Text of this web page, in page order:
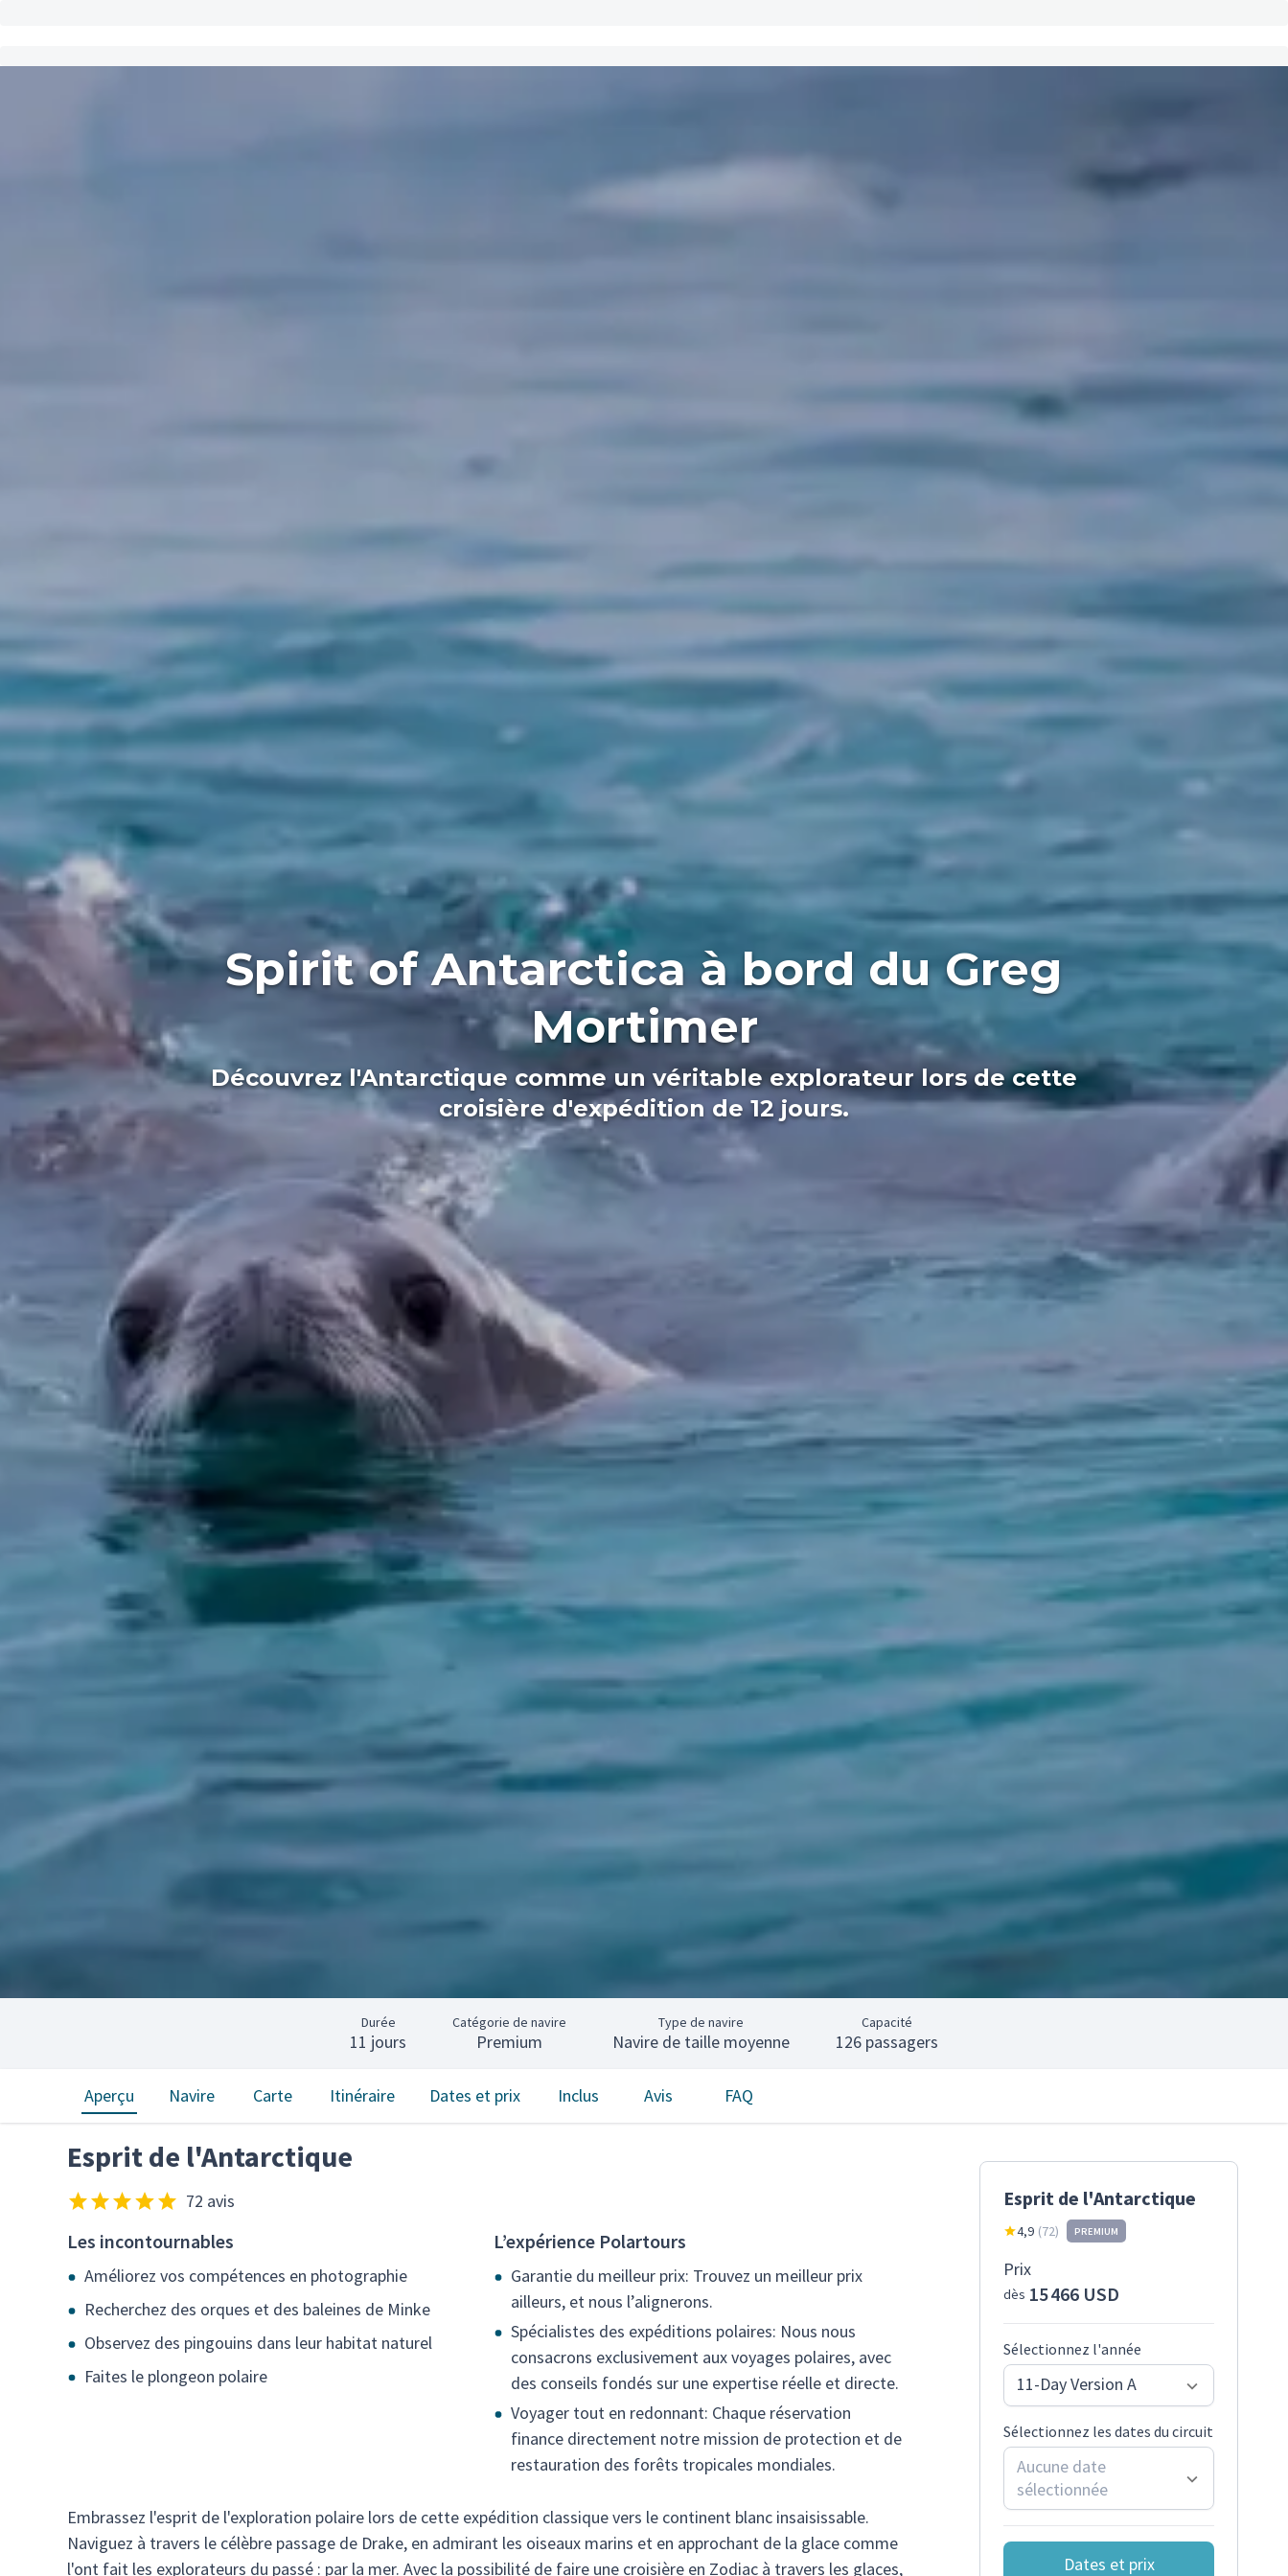
Spirit of Antarctica à bord du Greg
Mortimer
Découvrez l'Antarctique comme un véritable explorateur lors de cette
croisière d'expédition de 12 jours.
Durée
11 jours
Catégorie de navire
Premium
Type de navire
Navire de taille moyenne
Capacité
126 passagers
Aperçu Navire Carte Itinéraire Dates et prix Inclus Avis FAQ
Esprit de l'Antarctique
72 avis
Les incontournables
Améliorez vos compétences en photographie
Recherchez des orques et des baleines de Minke
Observez des pingouins dans leur habitat naturel
Faites le plongeon polaire
L’expérience Polartours
Garantie du meilleur prix: Trouvez un meilleur prix
ailleurs, et nous l’alignerons.
Spécialistes des expéditions polaires: Nous nous
consacrons exclusivement aux voyages polaires, avec
des conseils fondés sur une expertise réelle et directe.
Voyager tout en redonnant: Chaque réservation
finance directement notre mission de protection et de
restauration des forêts tropicales mondiales.
Embrassez l'esprit de l'exploration polaire lors de cette expédition classique vers le continent blanc insaisissable.
Naviguez à travers le célèbre passage de Drake, en admirant les oiseaux marins et en approchant de la glace comme
l'ont fait les explorateurs du passé : par la mer. Avec la possibilité de faire une croisière en Zodiac à travers les glaces,
Esprit de l'Antarctique
4,9 (72) PREMIUM
Prix
dès 15 466 USD
Sélectionnez l'année
11-Day Version A
Sélectionnez les dates du circuit
Aucune date
sélectionnée
Dates et prix